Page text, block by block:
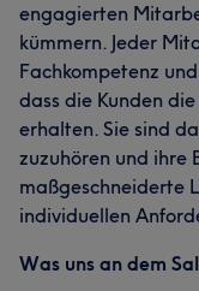
engagierten
kümmern. Jeder
Fachkompetenz
dass die Kunden
erhalten. Sie sind
zuzuhören und ihre
maßgeschneiderte
individuellen
Was uns an dem